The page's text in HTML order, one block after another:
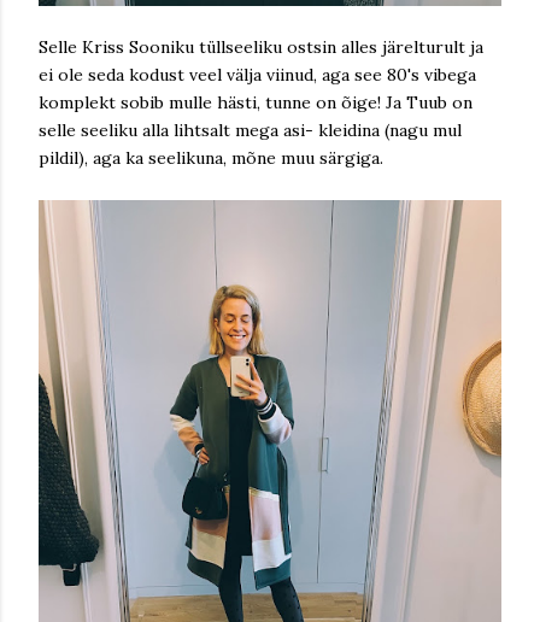
Selle Kriss Sooniku tüllseeliku ostsin alles järelturult ja
ei ole seda kodust veel välja viinud, aga see 80's vibega
komplekt sobib mulle hästi, tunne on õige! Ja Tuub on
selle seeliku alla lihtsalt mega asi- kleidina (nagu mul
pildil), aga ka seelikuna, mõne muu särgiga.